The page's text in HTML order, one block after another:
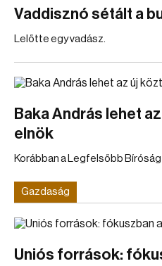
Vaddisznó sétált a
Lelőtte egy vadász.
Baka András lehet
elnök
Korábban a Legfelsőbb
Gazdaság
Uniós források: